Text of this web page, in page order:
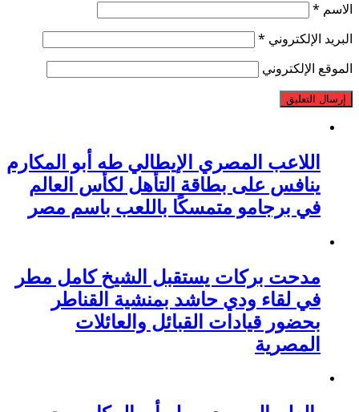
الاسم *
البريد الإلكتروني *
الموقع الإلكتروني
اللاعب المصري الإيطالي طه أبو المكارم
ينافس على بطاقة التأهل لكأس العالم
في برجامو متمسكًا باللعب باسم مصر
مدحت بركات يستقبل الشيخ كامل مطر
في لقاء ودي حاشد بمنشية القناطر
بحضور قيادات القبائل والعائلات
المصرية